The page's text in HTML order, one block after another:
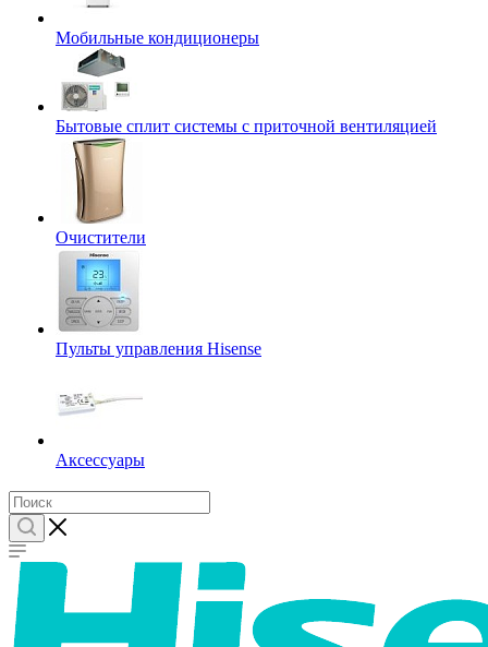
Мобильные кондиционеры
Бытовые сплит системы с приточной вентиляцией
Очистители
Пульты управления Hisense
Аксессуары